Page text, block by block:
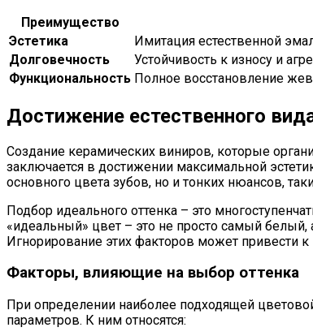
Преимущество
Эстетика
Имитация естественной
Долговечность
Устойчивость к износу и
Функциональность Полное восстановление
Достижение естественного
Создание керамических виниров, которые
заключается в достижении максимальной
основного цвета зубов, но и тонких нюансов,
Подбор идеального оттенка – это
«идеальный» цвет – это не просто самый белый,
Игнорирование этих факторов может привести
Факторы, влияющие на выбор оттенка
При определении наиболее подходящей
параметров. К ним относятся: